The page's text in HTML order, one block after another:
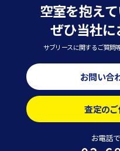
空室を抱え
ぜひ当社
サブリースに関するご質問
お問い合
査定の
お電話